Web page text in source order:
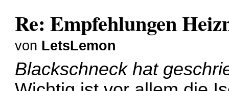
Re: Empfehlungen
von LetsLemon
Blackschneckhat